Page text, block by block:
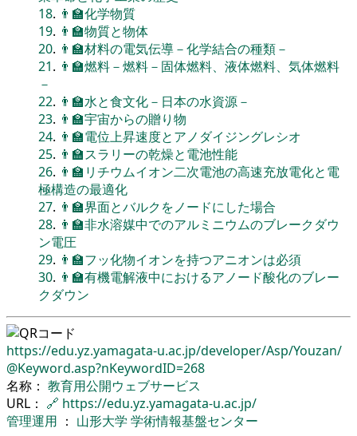
18. 👨‍🏫化学物質
19. 👨‍🏫物質と物体
20. 👨‍🏫材料の電気伝導－化学結合の種類－
21. 👨‍🏫燃料－燃料－固体燃料、液体燃料、気体燃料
－
22. 👨‍🏫水と食文化－日本の水資源－
23. 👨‍🏫宇宙からの贈り物
24. 👨‍🏫電位上昇速度とアノダイジングレシオ
25. 👨‍🏫スラリーの乾燥と電池性能
26. 👨‍🏫リチウムイオン二次電池の高速充放電化と電
極構造の最適化
27. 👨‍🏫界面とバルクをノードにした場合
28. 👨‍🏫非水溶媒中でのアルミニウムのブレークダウ
ン電圧
29. 👨‍🏫フッ化物イオンを持つアニオンは必須
30. 👨‍🏫有機電解液中におけるアノード酸化のブレー
クダウン
https://edu.yz.yamagata-u.ac.jp/developer/Asp/Youzan/
@Keyword.asp?nKeywordID=268
名称： 教育用公開ウェブサービス
URL： 🔗 https://edu.yz.yamagata-u.ac.jp/
管理運用 ： 山形大学 学術情報基盤センター